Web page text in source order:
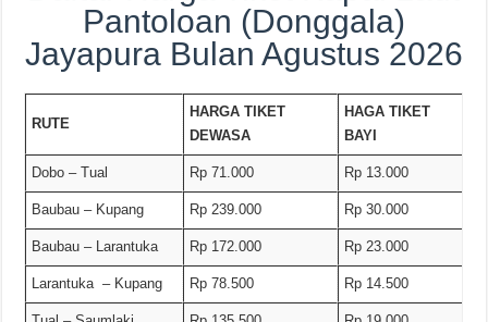
Pantoloan (Donggala)
Jayapura Bulan Agustus 2026
RUTE
HARGA TIKET
DEWASA
HAGA TIKET
BAYI
Dobo – Tual Rp 71.000 Rp 13.000
Baubau – Kupang Rp 239.000 Rp 30.000
Baubau – Larantuka Rp 172.000 Rp 23.000
Larantuka – Kupang Rp 78.500 Rp 14.500